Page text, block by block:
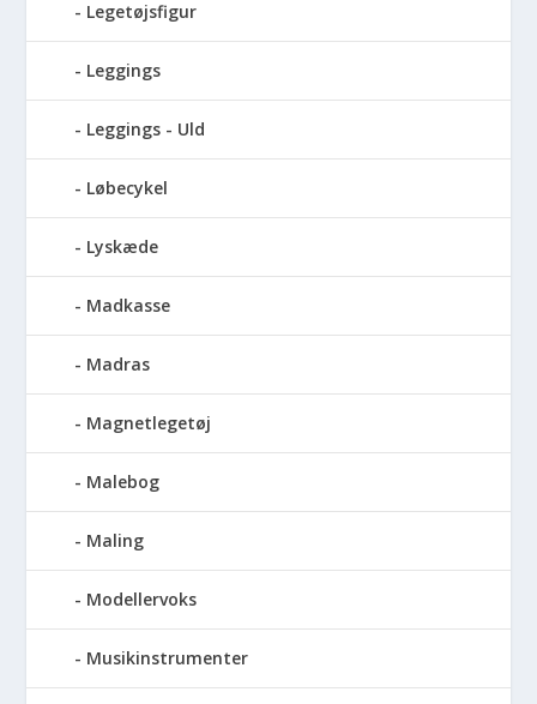
Legetøjsfigur
Leggings
Leggings - Uld
Løbecykel
Lyskæde
Madkasse
Madras
Magnetlegetøj
Malebog
Maling
Modellervoks
Musikinstrumenter